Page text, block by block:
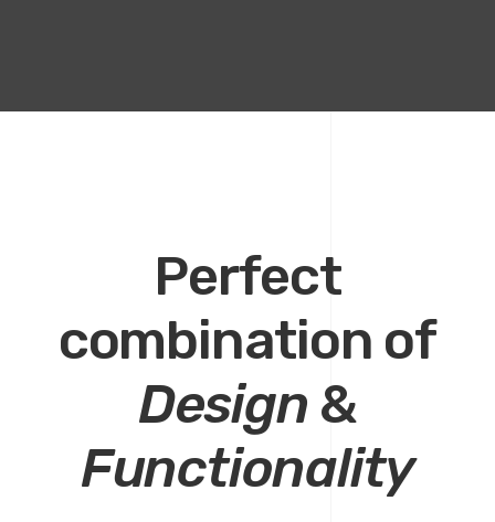
Perfect
combination of
Design &
Functionality